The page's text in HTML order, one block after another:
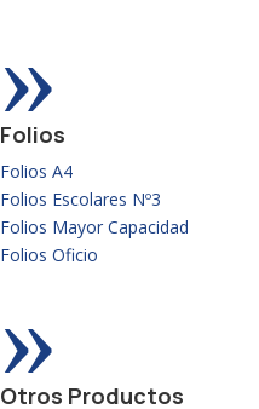
»
Folios
Folios A4
Folios Escolares Nº3
Folios Mayor Capacidad
Folios Oficio
»
Otros Productos